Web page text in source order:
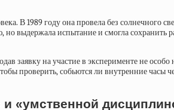
В 1989 году она провела без солнечного
выдержала испытание и смогла
заявку на участие в эксперименте не
проверить, собьются ли внутренние часы
«умственной